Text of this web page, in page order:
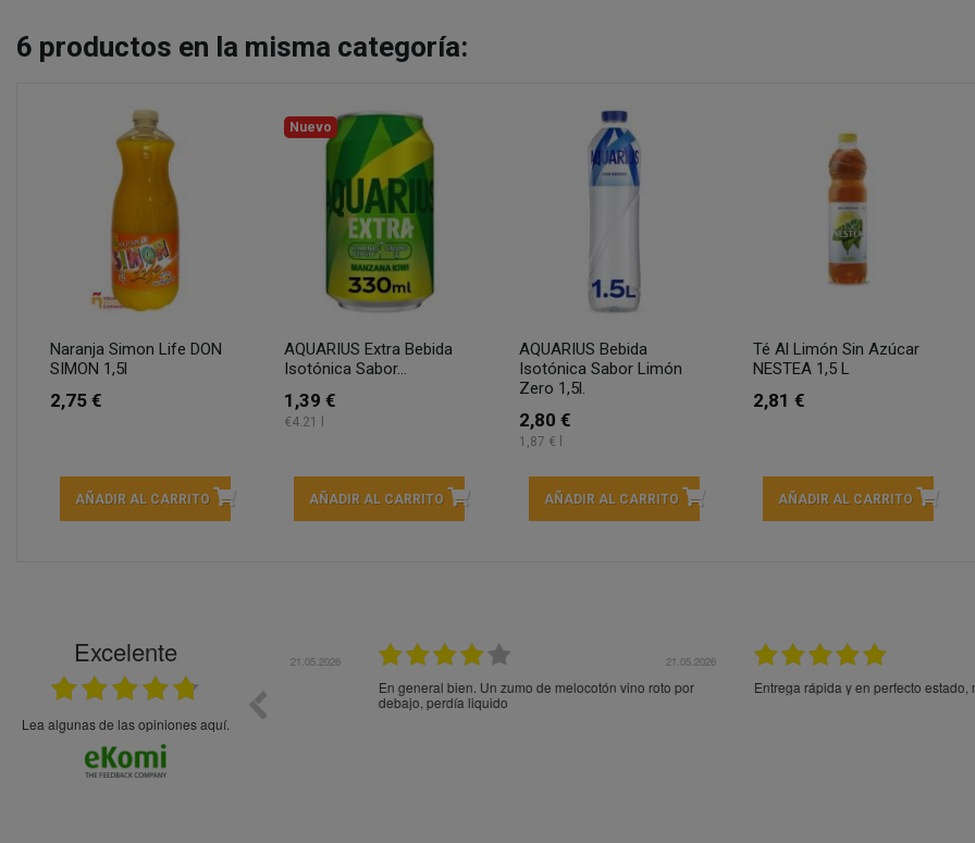
6 productos en la misma categoría:
Naranja Simon Life DON
SIMON 1,5l
2,75 €
AÑADIR AL CARRITO
Nuevo
AQUARIUS Extra Bebida
Isotónica Sabor...
1,39 €
€4.21 l
AÑADIR AL CARRITO
AQUARIUS Bebida
Isotónica Sabor Limón
Zero 1,5l.
2,80 €
1,87 € l
AÑADIR AL CARRITO
Té Al Limón Sin Azúcar
NESTEA 1,5 L
2,81 €
AÑADIR AL CARRITO
Excelente
Lea algunas de las opiniones aquí.
En general bien. Un zumo de melocotón vino roto por
debajo, perdía liquido
Entrega rápida y en perfecto estado, muchas